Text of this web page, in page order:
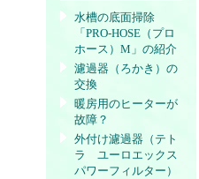
水槽の底面掃除
「PRO-HOSE（プロ
ホース）M」の紹介
濾過器（ろかき）の
交換
暖房用のヒーターが
故障？
外付け濾過器（テト
ラ ユーロエックス
パワーフィルター）